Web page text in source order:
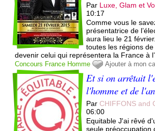
Par Luxe, Glam et
10:17
Comme vous le
présentatrice de
aura lieu le 21
toutes les régions
devenir celui qui représentera la France à
Concours France Homme Ajouter à mon
Et si on arrêtait
l'homme et de
Par CHIFFONS and
06:00
Equitable J'ai rêvé
seule préoccupation